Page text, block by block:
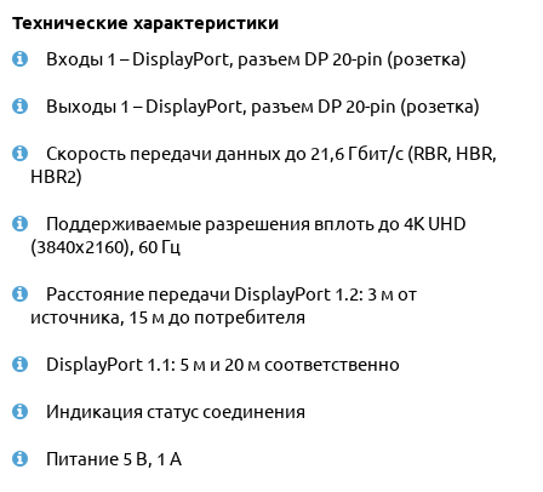
Технические характеристики
Входы 1 – DisplayPort, разъем DP 20-pin (розетка)
Выходы 1 – DisplayPort, разъем DP 20-pin (розетка)
Скорость передачи данных до 21,6 Гбит/с (RBR, HBR,
HBR2)
Поддерживаемые разрешения вплоть до 4K UHD
(3840x2160), 60 Гц
Расстояние передачи DisplayPort 1.2: 3 м от
источника, 15 м до потребителя
DisplayPort 1.1: 5 м и 20 м соответственно
Индикация статус соединения
Питание 5 В, 1 А